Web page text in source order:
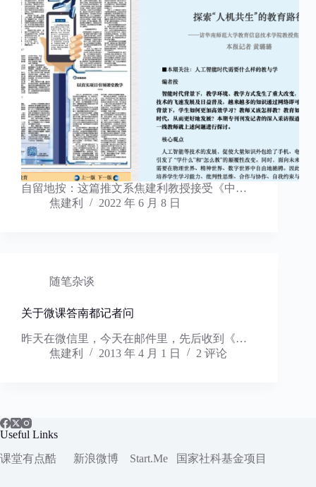
自留地按：这篇推文系焦建利教授接受《中…
焦建利
2022 年 6 月 8 日
随笔杂谈
关于微课答南都记者问
昨天在微信里，今天在邮件里，先后收到《…
焦建利
2013 年 4 月 1 日 2 评论
Useful Links
课堂有点酷
新浪微博 Start.Me 国家社科基金项目